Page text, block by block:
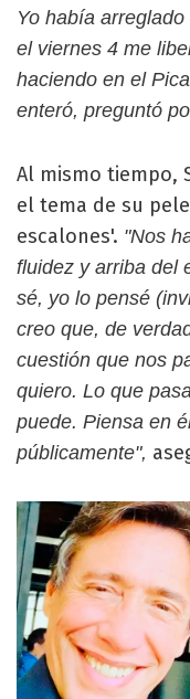
Yo había
el viernes 4 me
haciendo en el
enteró, preguntó
Al mismo tiempo,
el tema de su
escalones'. "Nos
fluidez y arriba del
sé, yo lo pensé
creo que, de
cuestión que nos
quiero. Lo que
puede. Piensa en
públicamente",